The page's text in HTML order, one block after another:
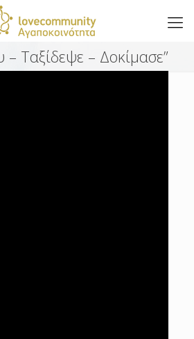
– Ταξίδεψε – Δοκίμασε”